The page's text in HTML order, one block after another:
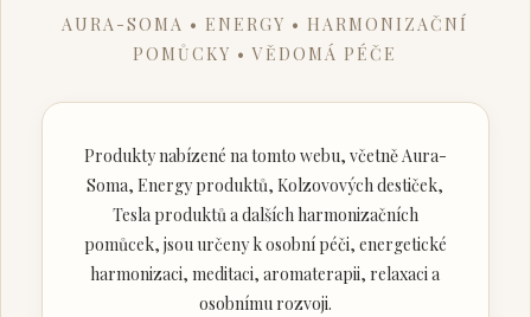
AURA-SOMA • ENERGY • HARMONIZAČNÍ
POMŮCKY • VĚDOMÁ PÉČE
Produkty nabízené na tomto webu, včetně Aura-
Soma, Energy produktů, Kolzovových destiček,
Tesla produktů a dalších harmonizačních
pomůcek, jsou určeny k osobní péči, energetické
harmonizaci, meditaci, aromaterapii, relaxaci a
osobnímu rozvoji.